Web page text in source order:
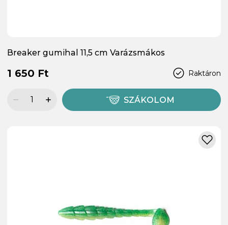
Breaker gumihal 11,5 cm Varázsmákos
Raktáron
1 650 Ft
SZÁKOLOM